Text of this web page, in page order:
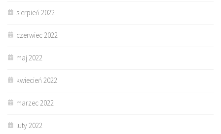
sierpień 2022
czerwiec 2022
maj 2022
kwiecień 2022
marzec 2022
luty 2022